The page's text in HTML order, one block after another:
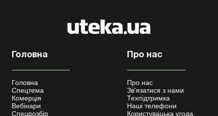
Головна
Головна
Спецтема
Комерція
Вебінари
Спецрозбір
Про нас
Про нас
Зв'язатися з нами
Техпідтримка
Наші телефони
Користувацька угода